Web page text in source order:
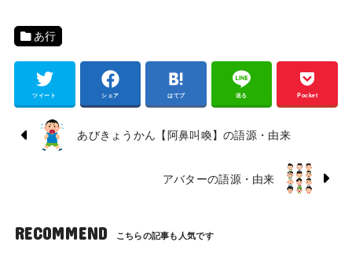
あ行
ツイート シェア はてブ 送る Pocket
あびきょうかん【阿鼻叫喚】の語源・由来
アバターの語源・由来
RECOMMEND